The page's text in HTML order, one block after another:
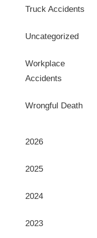
Truck Accidents
Uncategorized
Workplace
Accidents
Wrongful Death
2026
2025
2024
2023